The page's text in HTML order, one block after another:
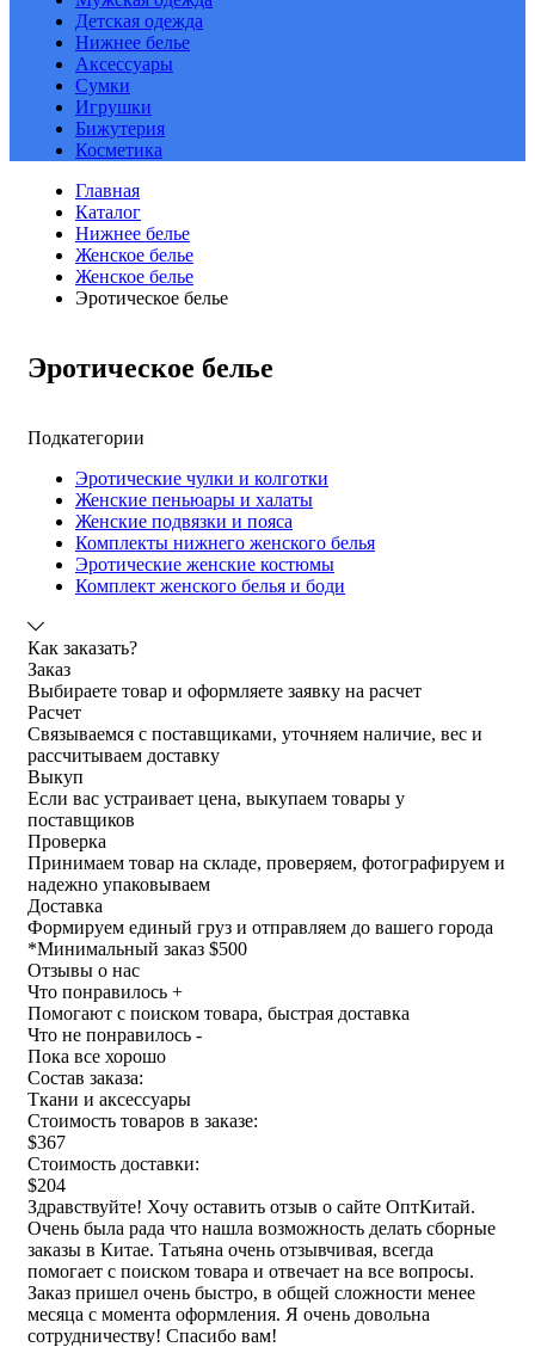
Детская одежда
Нижнее белье
Аксессуары
Сумки
Игрушки
Бижутерия
Косметика
Главная
Каталог
Нижнее белье
Женское белье
Женское белье
Эротическое белье
Эротическое белье
Подкатегории
Эротические чулки и колготки
Женские пеньюары и халаты
Женские подвязки и пояса
Комплекты нижнего женского белья
Эротические женские костюмы
Комплект женского белья и боди
Как заказать?
Заказ
Выбираете товар и оформляете заявку на расчет
Расчет
Связываемся с поставщиками, уточняем наличие, вес и
рассчитываем доставку
Выкуп
Если вас устраивает цена, выкупаем товары у
поставщиков
Проверка
Принимаем товар на складе, проверяем, фотографируем и
надежно упаковываем
Доставка
Формируем единый груз и отправляем до вашего города
*Минимальный заказ $500
Отзывы о нас
Что понравилось +
Помогают с поиском товара, быстрая доставка
Что не понравилось -
Пока все хорошо
Состав заказа:
Ткани и аксессуары
Стоимость товаров в заказе:
$367
Стоимость доставки:
$204
Здравствуйте! Хочу оставить отзыв о сайте ОптКитай.
Очень была рада что нашла возможность делать сборные
заказы в Китае. Татьяна очень отзывчивая, всегда
помогает с поиском товара и отвечает на все вопросы.
Заказ пришел очень быстро, в общей сложности менее
месяца с момента оформления. Я очень довольна
сотрудничеству! Спасибо вам!